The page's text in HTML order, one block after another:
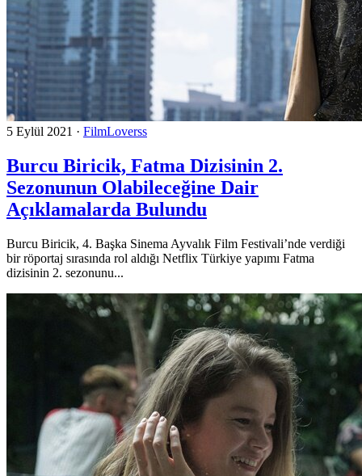
5 Eylül 2021 · FilmLoverss
Burcu Biricik, Fatma Dizisinin 2.
Sezonunun Olabileceğine Dair
Açıklamalarda Bulundu
Burcu Biricik, 4. Başka Sinema Ayvalık Film Festivali’nde verdiği
bir röportaj sırasında rol aldığı Netflix Türkiye yapımı Fatma
dizisinin 2. sezonunu...